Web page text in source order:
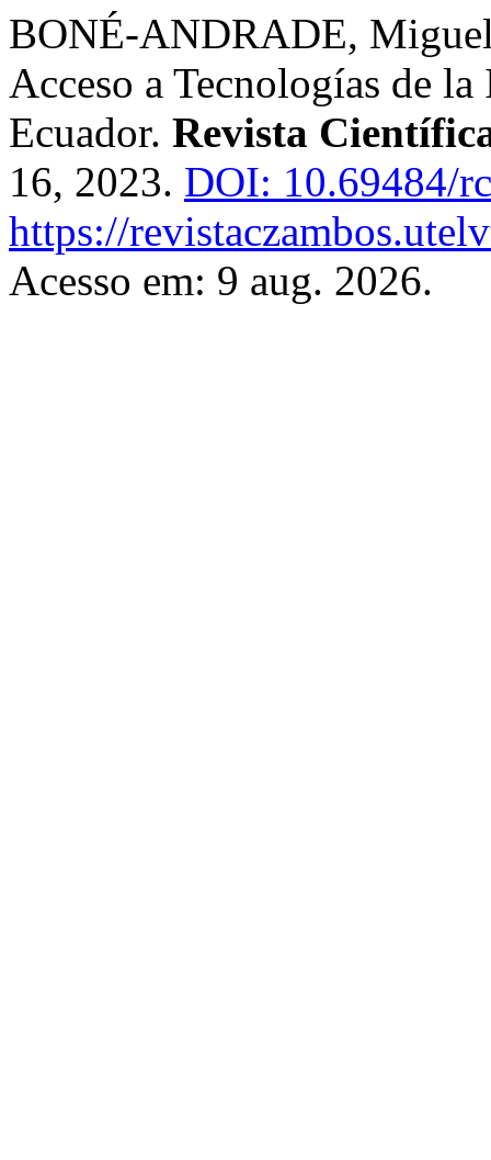
BONÉ-ANDRADE,
Acceso a Tecnologías de
Ecuador. Revista
16, 2023. DOI: 10.69484/
https://
Acesso em: 9 aug. 2026.